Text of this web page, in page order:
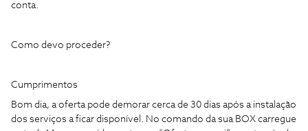
conta.
Como devo proceder?
Cumprimentos
Bom dia, a oferta pode demorar cerca de 30 dias após a instalação
dos serviços a ficar disponível. No comando da sua BOX carregue